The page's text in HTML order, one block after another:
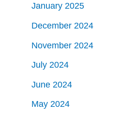
January 2025
December 2024
November 2024
July 2024
June 2024
May 2024